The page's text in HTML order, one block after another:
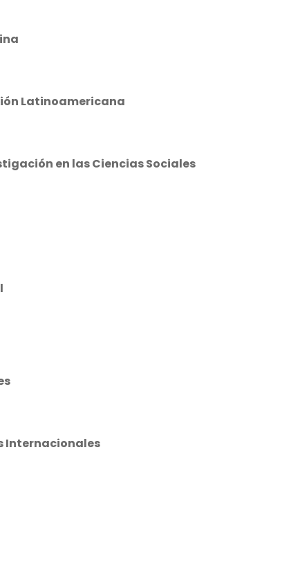
Latinoamericana
en las Ciencias Sociales
Internacionales